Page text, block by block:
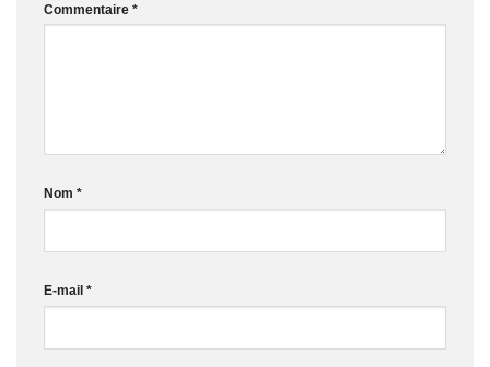
Commentaire *
Nom *
E-mail *